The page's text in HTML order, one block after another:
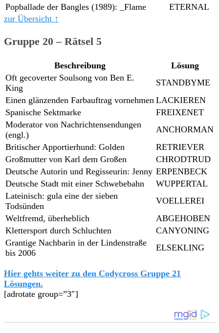
Popballade der Bangles (1989): _Flame
ETERNAL
zur Übersicht ↑
Gruppe 20 – Rätsel 5
Beschreibung
Lösung
Oft gecoverter Soulsong von Ben E.
King
STANDBYME
Einen glänzenden Farbauftrag vornehmen LACKIEREN
Spanische Sektmarke
FREIXENET
Moderator von Nachrichtensendungen
(engl.)
ANCHORMAN
Britischer Apportierhund: Golden
RETRIEVER
Großmutter von Karl dem Großen
CHRODTRUD
Deutsche Autorin und Regisseurin: Jenny ERPENBECK
Deutsche Stadt mit einer Schwebebahn
WUPPERTAL
Lateinisch: gula eine der sieben
Todsünden
VOELLEREI
Weltfremd, überheblich
ABGEHOBEN
Klettersport durch Schluchten
CANYONING
Grantige Nachbarin in der Lindenstraße
bis 2006
ELSEKLING
Hier gehts weiter zu den Codycross Gruppe 21
Lösungen.
[adrotate group=”3″]